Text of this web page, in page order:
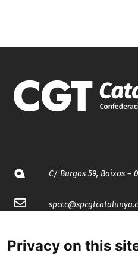
C/ Burgos 59, Baixos –
spccc@
Privacy on this